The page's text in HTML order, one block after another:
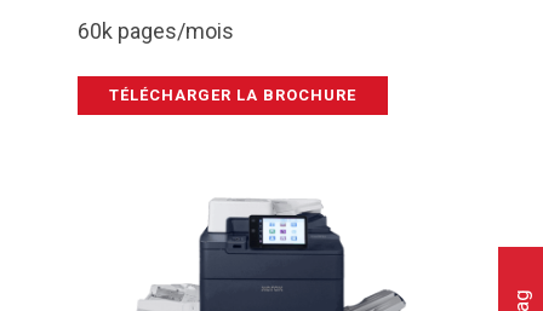
60k pages/mois
TÉLÉCHARGER LA BROCHURE